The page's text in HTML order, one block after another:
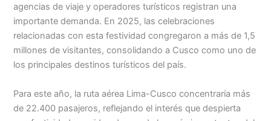
agencias de viaje y operadores turísticos registran una
importante demanda. En 2025, las celebraciones
relacionadas con esta festividad congregaron a más de 1,5
millones de visitantes, consolidando a Cusco como uno de
los principales destinos turísticos del país.
Para este año, la ruta aérea Lima-Cusco concentraría más
de 22.400 pasajeros, reflejando el interés que despierta